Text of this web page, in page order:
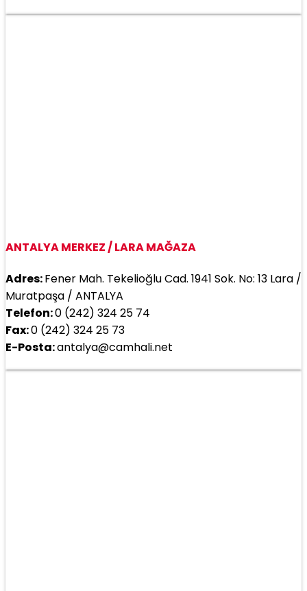
ANTALYA MERKEZ / LARA MAĞAZA
Adres:Fener Mah. Tekelioğlu Cad. 1941 Sok. No: 13 Lara /
Muratpaşa / ANTALYA
Telefon:0 (242) 324 25 74
Fax:0 (242) 324 25 73
E-Posta:antalya@camhali.net